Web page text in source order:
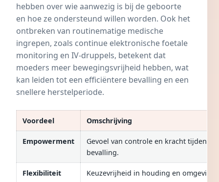
hebben over wie aanwezig is bij de geboorte
en hoe ze ondersteund willen worden. Ook het
ontbreken van routinematige medische
ingrepen, zoals continue elektronische foetale
monitoring en IV-druppels, betekent dat
moeders meer bewegingsvrijheid hebben, wat
kan leiden tot een efficiëntere bevalling en een
snellere herstelperiode.
Voordeel Omschrijving
Empowerment
Gevoel van controle en kracht tijdens
bevalling.
Flexibiliteit Keuzevrijheid in houding en omgeving.